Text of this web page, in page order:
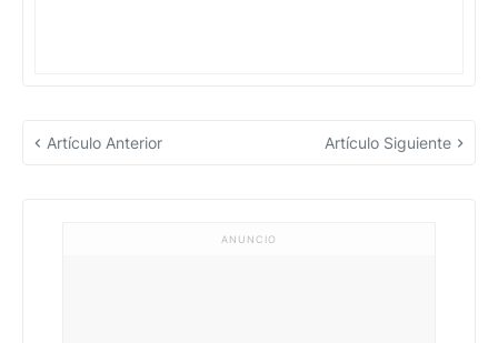
Artículo Anterior Artículo Siguiente
ANUNCIO